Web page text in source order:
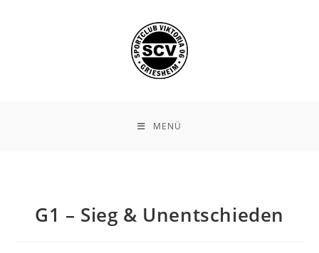
MENÜ
G1 – Sieg & Unentschieden